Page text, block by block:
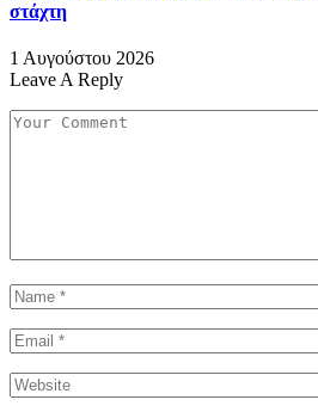
στάχτη
1 Αυγούστου 2026
Leave A Reply